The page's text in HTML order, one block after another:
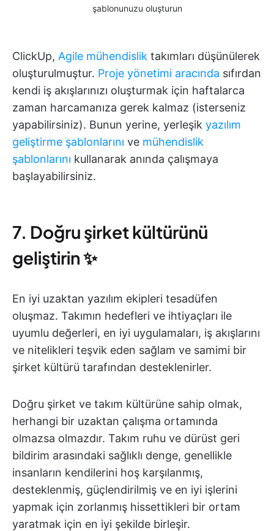
şablonunuzu oluşturun
ClickUp, Agile mühendislik takımları düşünülerek
oluşturulmuştur. Proje yönetimi aracında sıfırdan
kendi iş akışlarınızı oluşturmak için haftalarca
zaman harcamanıza gerek kalmaz (isterseniz
yapabilirsiniz). Bunun yerine, yerleşik yazılım
geliştirme şablonlarını ve mühendislik
şablonlarını kullanarak anında çalışmaya
başlayabilirsiniz.
7. Doğru şirket kültürünü
geliştirin ✨
En iyi uzaktan yazılım ekipleri tesadüfen
oluşmaz. Takımın hedefleri ve ihtiyaçları ile
uyumlu değerleri, en iyi uygulamaları, iş akışlarını
ve nitelikleri teşvik eden sağlam ve samimi bir
şirket kültürü tarafından desteklenirler.
Doğru şirket ve takım kültürüne sahip olmak,
herhangi bir uzaktan çalışma ortamında
olmazsa olmazdır. Takım ruhu ve dürüst geri
bildirim arasındaki sağlıklı denge, genellikle
insanların kendilerini hoş karşılanmış,
desteklenmiş, güçlendirilmiş ve en iyi işlerini
yapmak için zorlanmış hissettikleri bir ortam
yaratmak için en iyi şekilde birleşir.